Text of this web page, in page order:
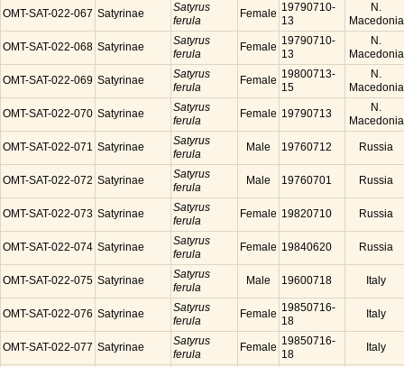
OMT-SAT-022-067 Satyrinae
Satyrus
ferula
Female 19790710-
13
N.
Macedonia
OMT-SAT-022-068 Satyrinae
Satyrus
ferula
Female 19790710-
13
N.
Macedonia
OMT-SAT-022-069 Satyrinae
Satyrus
ferula
Female 19800713-
15
N.
Macedonia
OMT-SAT-022-070 Satyrinae
Satyrus
ferula
Female 19790713
N.
Macedonia
OMT-SAT-022-071 Satyrinae
Satyrus
ferula
Male 19760712 Russia
OMT-SAT-022-072 Satyrinae
Satyrus
ferula
Male 19760701 Russia
OMT-SAT-022-073 Satyrinae
Satyrus
ferula
Female 19820710 Russia
OMT-SAT-022-074 Satyrinae
Satyrus
ferula
Female 19840620 Russia
OMT-SAT-022-075 Satyrinae
Satyrus
ferula
Male 19600718 Italy
OMT-SAT-022-076 Satyrinae
Satyrus
ferula
Female 19850716-
18
Italy
OMT-SAT-022-077 Satyrinae
Satyrus
ferula
Female 19850716-
18
Italy